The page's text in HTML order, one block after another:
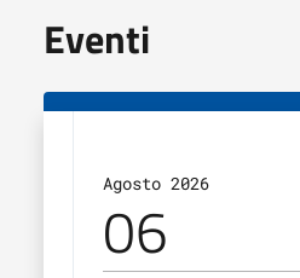
Eventi
Agosto 2026
06